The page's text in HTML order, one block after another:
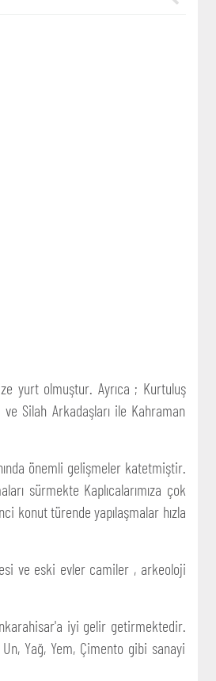
yurt olmuştur. Ayrıca ; Kurtuluş
ve Silah Arkadaşları ile Kahraman
önemli gelişmeler katetmiştir.
sürmekte Kaplıcalarımıza çok
konut türende yapılaşmalar hızla
ve eski evler camiler , arkeoloji
iyi gelir getirmektedir.
Yağ, Yem, Çimento gibi sanayi